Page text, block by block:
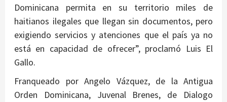
Dominicana permita en su territorio miles de
haitianos ilegales que llegan sin documentos, pero
exigiendo servicios y atenciones que el país ya no
está en capacidad de ofrecer”, proclamó Luis El
Gallo.
Franqueado por Angelo Vázquez, de la Antigua
Orden Dominicana, Juvenal Brenes, de Dialogo